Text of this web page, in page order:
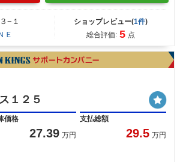
−１
Ｅ
ショップレビュー(1件)
総合評価: 5 点
１２５
価格
27.39 万円
支払総額
29.5 万円